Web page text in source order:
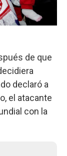
de que
declaró a
el atacante
con la